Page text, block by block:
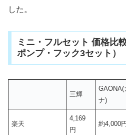
した。
ミニ・フルセット 価格比
ポンプ・フック3セット）
三輝
GAONA(
ナ)
楽天
4,169
円
約4,000